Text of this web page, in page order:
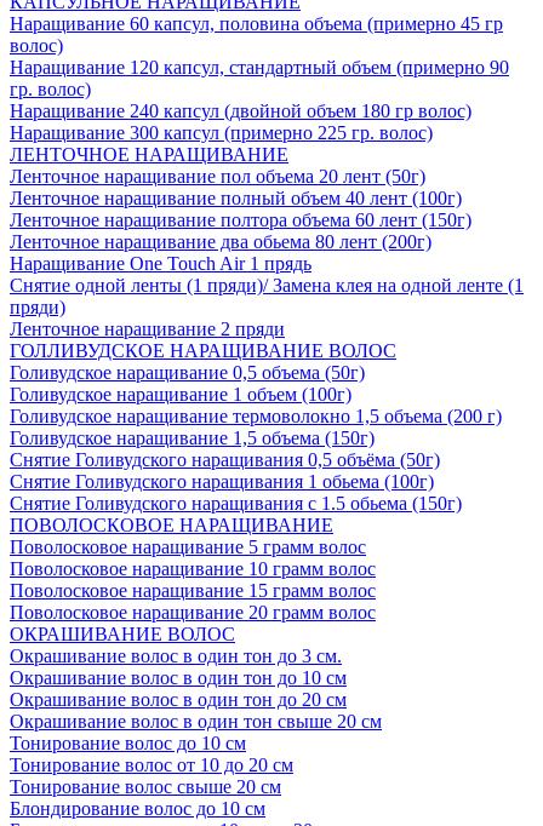
Наращивание 60 капсул, половина объема (примерно 45 гр
волос)
Наращивание 120 капсул, стандартный объем (примерно 90
гр. волос)
Наращивание 240 капсул (двойной объем 180 гр волос)
Наращивание 300 капсул (примерно 225 гр. волос)
ЛЕНТОЧНОЕ НАРАЩИВАНИЕ
Ленточное наращивание пол объема 20 лент (50г)
Ленточное наращивание полный объем 40 лент (100г)
Ленточное наращивание полтора объема 60 лент (150г)
Ленточное наращивание два обьема 80 лент (200г)
Наращивание One Touch Air 1 прядь
Снятие одной ленты (1 пряди)/ Замена клея на одной ленте (1
пряди)
Ленточное наращивание 2 пряди
ГОЛЛИВУДСКОЕ НАРАЩИВАНИЕ ВОЛОС
Голивудское наращивание 0,5 объема (50г)
Голивудское наращивание 1 объем (100г)
Голивудское наращивание термоволокно 1,5 объема (200 г)
Голивудское наращивание 1,5 объема (150г)
Снятие Голивудского наращивания 0,5 объёма (50г)
Снятие Голивудского наращивания 1 обьема (100г)
Снятие Голивудского наращивания с 1.5 обьема (150г)
ПОВОЛОСКОВОЕ НАРАЩИВАНИЕ
Поволосковое наращивание 5 грамм волос
Поволосковое наращивание 10 грамм волос
Поволосковое наращивание 15 грамм волос
Поволосковое наращивание 20 грамм волос
ОКРАШИВАНИЕ ВОЛОС
Окрашивание волос в один тон до 3 см.
Окрашивание волос в один тон до 10 см
Окрашивание волос в один тон до 20 см
Окрашивание волос в один тон свыше 20 см
Тонирование волос до 10 см
Тонирование волос от 10 до 20 см
Тонирование волос свыше 20 см
Блондирование волос до 10 см